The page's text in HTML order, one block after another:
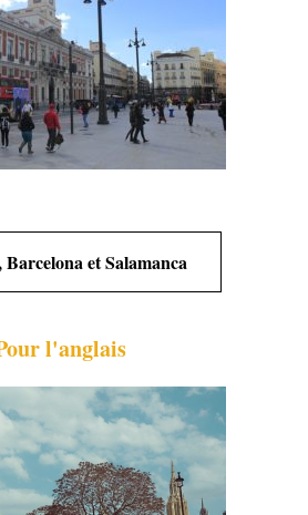
Barcelona et Salamanca
l'anglais